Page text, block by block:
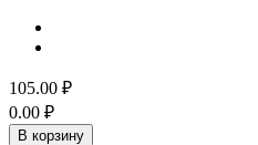
105.00 ₽
0.00 ₽
В корзину